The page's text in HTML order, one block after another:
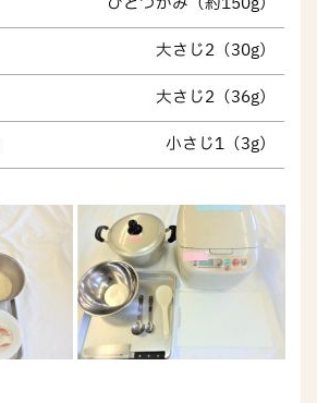
大さじ2（30g）
大さじ2（36g）
小さじ1（3g）